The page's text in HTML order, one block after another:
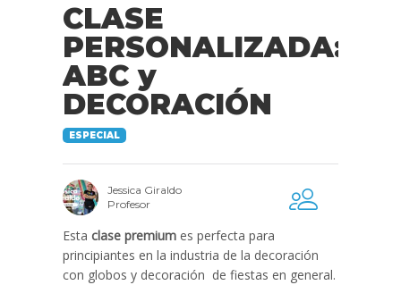
CLASE
PERSONALIZADA:
ABC y
DECORACIÓN
ESPECIAL
Jessica Giraldo
Profesor
Esta clase premium es perfecta para
principiantes en la industria de la decoración
con globos y decoración de fiestas en general.